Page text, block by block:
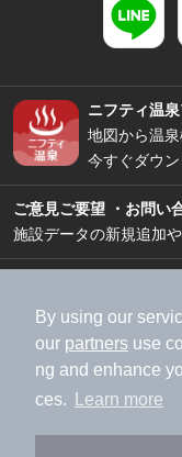
By using our
our partners use
ng and enhance
ces.
Learn more
ニフティ温泉
地図から温
今すぐダウン
ご意見ご要望 ・お問い
施設データの新規追加
加盟店募集
利用規約
特定商取引法
運営会社